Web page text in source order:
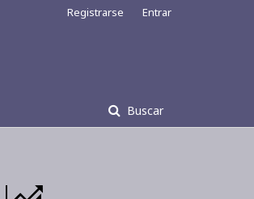
Buscar
Registrarse Entrar